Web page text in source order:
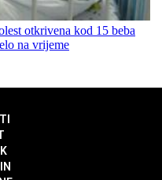
otkrivena kod 15 beba
na vrijeme